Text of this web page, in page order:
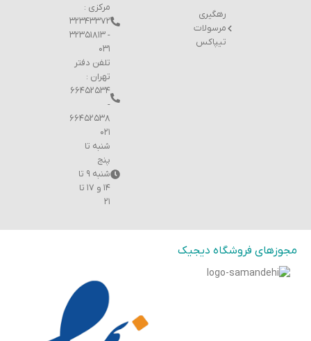
رهگیری
مرسولات
تیپاکس
مرکزی :
۳۲۳۴۳۳۷۲
- ۳۲۳۵۱۸۱۳
۰۳۱
تلفن دفتر
تهران :
۶۶۴۵۲۵۳۴
-
۶۶۴۵۲۵۳۸
۰۲۱
شنبه تا
پنج
شنبه ۹ تا
۱۴ و ۱۷ تا
۲۱
مجوزهای فروشگاه دیجیک